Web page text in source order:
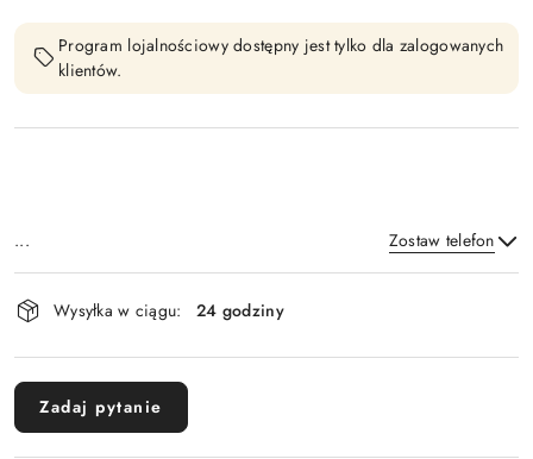
Program lojalnościowy dostępny jest tylko dla zalogowanych
klientów.
... Zostaw telefon
Dostępność
i
dostawa
Wysyłka w ciągu: 24 godziny
Zadaj pytanie